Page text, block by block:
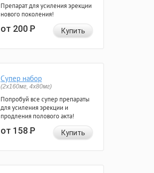
Препарат для усиления эрекции
нового поколения!
от 200Р Купить
Супер набор
(2х160мг, 4х80мг)
Попробуй все супер препараты
для усиления эрекции и
продления полового акта!
от 158Р Купить